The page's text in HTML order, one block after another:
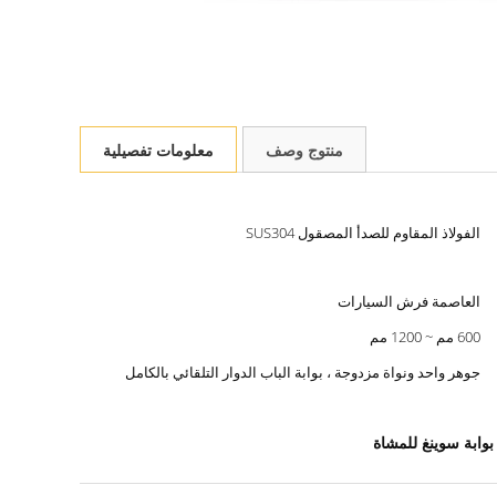
معلومات تفصيلية منتوج وصف
الفولاذ المقاوم للصدأ المصقول SUS304
العاصمة فرش السيارات
600 مم ~ 1200 مم
جوهر واحد ونواة مزدوجة ، بوابة الباب الدوار التلقائي بالكامل